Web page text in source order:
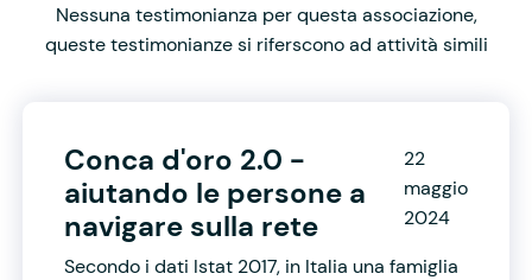
Nessuna testimonianza per questa associazione,
queste testimonianze si riferscono ad attività simili
Conca d'oro 2.0 -
aiutando le persone a
navigare sulla rete
22
maggio
2024
Secondo i dati Istat 2017, in Italia una famiglia